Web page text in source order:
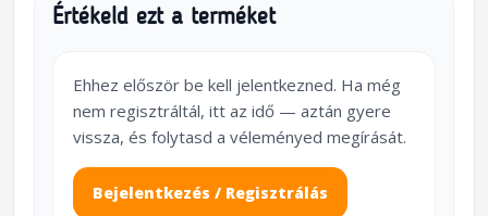
Értékeld ezt a terméket
Ehhez először be kell jelentkezned. Ha még
nem regisztráltál, itt az idő — aztán gyere
vissza, és folytasd a véleményed megírását.
Bejelentkezés / Regisztrálás